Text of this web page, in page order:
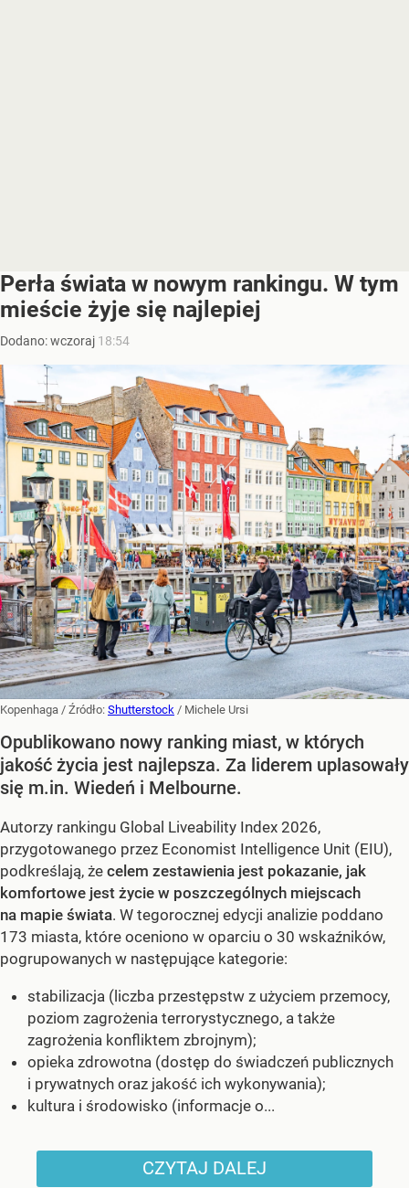
Perła świata w nowym rankingu. W tym
mieście żyje się najlepiej
Dodano:wczoraj 18:54
Kopenhaga / Źródło: Shutterstock / Michele Ursi
Opublikowano nowy ranking miast, w których
jakość życia jest najlepsza. Za liderem uplasowały
się m.in. Wiedeń i Melbourne.
Autorzy rankingu Global Liveability Index 2026,
przygotowanego przez Economist Intelligence Unit (EIU),
podkreślają, że celem zestawienia jest pokazanie, jak
komfortowe jest życie w poszczególnych miejscach
na mapie świata. W tegorocznej edycji analizie poddano
173 miasta, które oceniono w oparciu o 30 wskaźników,
pogrupowanych w następujące kategorie:
stabilizacja (liczba przestępstw z użyciem przemocy,
poziom zagrożenia terrorystycznego, a także
zagrożenia konfliktem zbrojnym);
opieka zdrowotna (dostęp do świadczeń publicznych
i prywatnych oraz jakość ich wykonywania);
kultura i środowisko (informacje o...
CZYTAJ DALEJ